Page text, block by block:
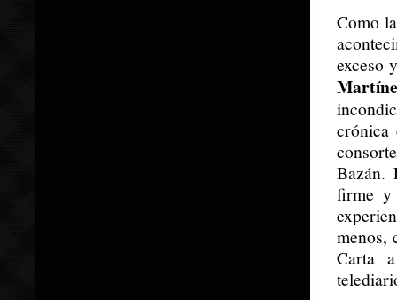
Como
exceso
crónica
Bazán.
firme y
menos,
Carta